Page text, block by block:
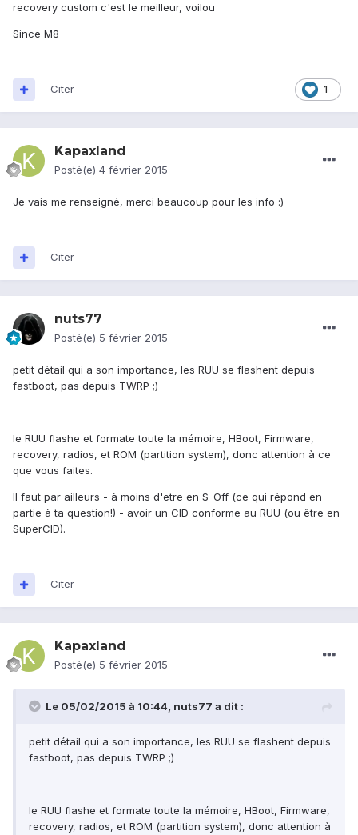
recovery custom c'est le meilleur, voilou
Since M8
1
Citer
Kapaxland
Posté(e) 4 février 2015
Je vais me renseigné, merci beaucoup pour les info :)
Citer
nuts77
Posté(e) 5 février 2015
petit détail qui a son importance, les RUU se flashent depuis
fastboot, pas depuis TWRP ;)
le RUU flashe et formate toute la mémoire, HBoot, Firmware,
recovery, radios, et ROM (partition system), donc attention à ce
que vous faites.
Il faut par ailleurs - à moins d'etre en S-Off (ce qui répond en
partie à ta question!) - avoir un CID conforme au RUU (ou être en
SuperCID).
Citer
Kapaxland
Posté(e) 5 février 2015
Le 05/02/2015 à 10:44, nuts77 a dit :
petit détail qui a son importance, les RUU se flashent depuis
fastboot, pas depuis TWRP ;)
le RUU flashe et formate toute la mémoire, HBoot, Firmware,
recovery, radios, et ROM (partition system), donc attention à